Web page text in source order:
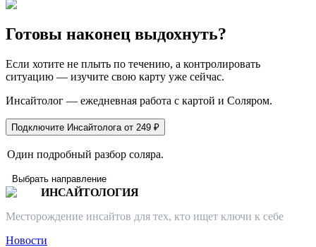
Готовы наконец выдохнуть?
Если хотите не плыть по течению, а контролировать
ситуацию — изучите свою карту уже сейчас.
Инсайтолог — ежедневная работа с картой и Соляром.
Подключите Инсайтолога от 249 ₽
Один подробный разбор соляра.
Выбрать направление
ИНСАЙТОЛОГИЯ
Месторождение инсайтов для тех, кто ищет ключи к себе
Новости